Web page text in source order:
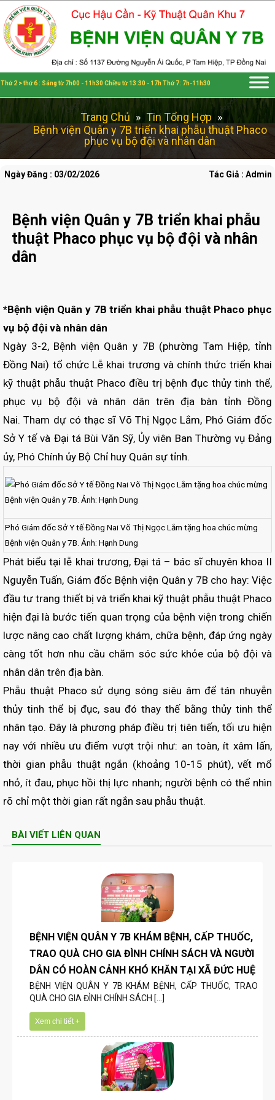
Thứ 2 > thứ 6 : Sáng từ 7h00 - 11h30 Chiều từ 13:30 - 17h Thứ 7: 7h-11h30
Trang Chủ » Tin Tổng Hợp »
Bệnh viện Quân y 7B triển khai phẫu thuật Phaco
phục vụ bộ đội và nhân dân
Ngày Đăng : 03/02/2026 Tác Giả : Admin
Bệnh viện Quân y 7B triển khai phẫu
thuật Phaco phục vụ bộ đội và nhân
dân
*Bệnh viện Quân y 7B triển khai phẫu thuật Phaco phục
vụ bộ đội và nhân dân
Ngày 3-2, Bệnh viện Quân y 7B (phường Tam Hiệp, tỉnh
Đồng Nai) tổ chức Lễ khai trương và chính thức triển khai
kỹ thuật phẫu thuật Phaco điều trị bệnh đục thủy tinh thể,
phục vụ bộ đội và nhân dân trên địa bàn tỉnh Đồng
Nai. Tham dự có thạc sĩ Võ Thị Ngọc Lắm, Phó Giám đốc
Sở Y tế và Đại tá Bùi Văn Sỹ, Ủy viên Ban Thường vụ Đảng
ủy, Phó Chính ủy Bộ Chỉ huy Quân sự tỉnh.
Phó Giám đốc Sở Y tế Đồng Nai Võ Thị Ngọc Lắm tặng hoa chúc mừng
Bệnh viện Quân y 7B. Ảnh: Hạnh Dung
Phát biểu tại lễ khai trương, Đại tá – bác sĩ chuyên khoa II
Nguyễn Tuấn, Giám đốc Bệnh viện Quân y 7B cho hay: Việc
đầu tư trang thiết bị và triển khai kỹ thuật phẫu thuật Phaco
hiện đại là bước tiến quan trọng của bệnh viện trong chiến
lược nâng cao chất lượng khám, chữa bệnh, đáp ứng ngày
càng tốt hơn nhu cầu chăm sóc sức khỏe của bộ đội và
nhân dân trên địa bàn.
Phẫu thuật Phaco sử dụng sóng siêu âm để tán nhuyễn
thủy tinh thể bị đục, sau đó thay thế bằng thủy tinh thể
nhân tạo. Đây là phương pháp điều trị tiên tiến, tối ưu hiện
nay với nhiều ưu điểm vượt trội như: an toàn, ít xâm lấn,
thời gian phẫu thuật ngắn (khoảng 10-15 phút), vết mổ
nhỏ, ít đau, phục hồi thị lực nhanh; người bệnh có thể nhìn
rõ chỉ một thời gian rất ngắn sau phẫu thuật.
BÀI VIẾT LIÊN QUAN
BỆNH VIỆN QUÂN Y 7B KHÁM BỆNH, CẤP THUỐC,
TRAO QUÀ CHO GIA ĐÌNH CHÍNH SÁCH VÀ NGƯỜI
DÂN CÓ HOÀN CẢNH KHÓ KHĂN TẠI XÃ ĐỨC HUỆ
BỆNH VIỆN QUÂN Y 7B KHÁM BỆNH, CẤP THUỐC, TRAO
QUÀ CHO GIA ĐÌNH CHÍNH SÁCH [...]
Xem chi tiết +
Đã kết nối EMC